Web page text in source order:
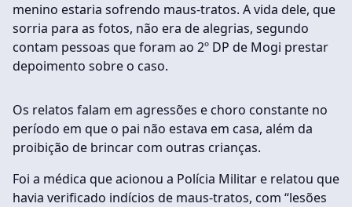
menino estaria sofrendo maus-tratos. A vida dele, que
sorria para as fotos, não era de alegrias, segundo
contam pessoas que foram ao 2º DP de Mogi prestar
depoimento sobre o caso.
Os relatos falam em agressões e choro constante no
período em que o pai não estava em casa, além da
proibição de brincar com outras crianças.
Foi a médica que acionou a Polícia Militar e relatou que
havia verificado indícios de maus-tratos, com “lesões